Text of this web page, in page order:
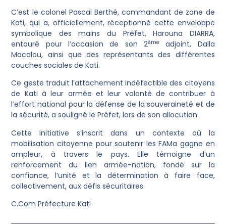
C’est le colonel Pascal Berthé, commandant de zone de
Kati, qui a, officiellement, réceptionné cette enveloppe
symbolique des mains du Préfet, Harouna DIARRA,
entouré pour l’occasion de son 2èmeadjoint, Dalla
Macalou, ainsi que des représentants des différentes
couches sociales de Kati.
Ce geste traduit l’attachement indéfectible des citoyens
de Kati à leur armée et leur volonté de contribuer à
l’effort national pour la défense de la souveraineté et de
la sécurité, a souligné le Préfet, lors de son allocution.
Cette initiative s’inscrit dans un contexte où la
mobilisation citoyenne pour soutenir les FAMa gagne en
ampleur, à travers le pays. Elle témoigne d’un
renforcement du lien armée-nation, fondé sur la
confiance, l’unité et la détermination à faire face,
collectivement, aux défis sécuritaires.
C.Com Préfecture Kati